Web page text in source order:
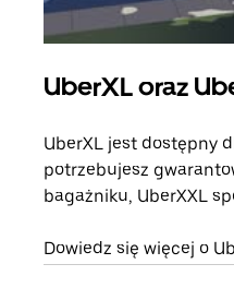
UberXL oraz
UberXL jest dostępny
potrzebujesz
bagażniku, UberXXL
Dowiedz się więcej o